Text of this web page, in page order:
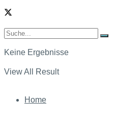
Keine Ergebnisse
View All Result
Home